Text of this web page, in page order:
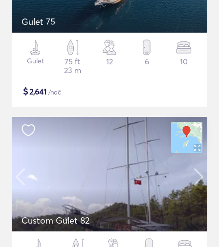
Gulet 75
Gulet
75 ft
23 m
12 6 10
$2,641 /noč
Custom Gulet 82